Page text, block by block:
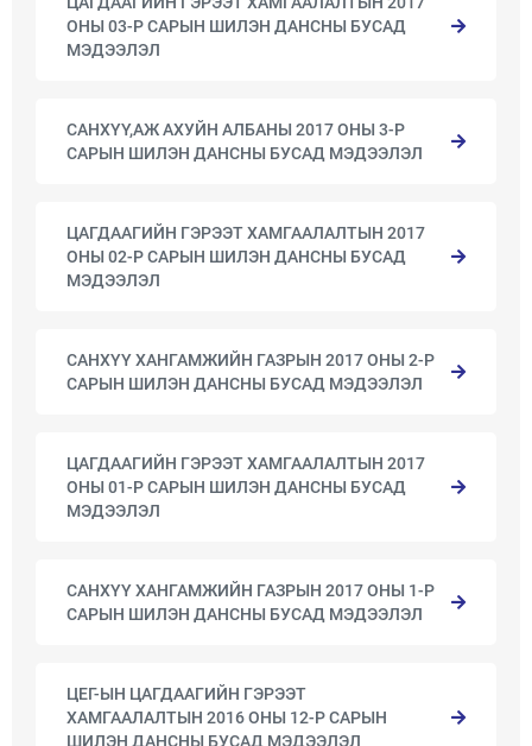
ОНЫ 03-Р САРЫН ШИЛЭН ДАНСНЫ БУСАД
МЭДЭЭЛЭЛ
САНХҮҮ,АЖ АХУЙН АЛБАНЫ 2017 ОНЫ 3-Р
САРЫН ШИЛЭН ДАНСНЫ БУСАД МЭДЭЭЛЭЛ
ЦАГДААГИЙН ГЭРЭЭТ ХАМГААЛАЛТЫН 2017
ОНЫ 02-Р САРЫН ШИЛЭН ДАНСНЫ БУСАД
МЭДЭЭЛЭЛ
САНХҮҮ ХАНГАМЖИЙН ГАЗРЫН 2017 ОНЫ 2-Р
САРЫН ШИЛЭН ДАНСНЫ БУСАД МЭДЭЭЛЭЛ
ЦАГДААГИЙН ГЭРЭЭТ ХАМГААЛАЛТЫН 2017
ОНЫ 01-Р САРЫН ШИЛЭН ДАНСНЫ БУСАД
МЭДЭЭЛЭЛ
САНХҮҮ ХАНГАМЖИЙН ГАЗРЫН 2017 ОНЫ 1-Р
САРЫН ШИЛЭН ДАНСНЫ БУСАД МЭДЭЭЛЭЛ
ЦЕГ-ЫН ЦАГДААГИЙН ГЭРЭЭТ
ХАМГААЛАЛТЫН 2016 ОНЫ 12-Р САРЫН
ШИЛЭН ДАНСНЫ БУСАД МЭДЭЭЛЭЛ